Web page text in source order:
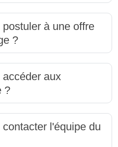
à une offre
?
aux
?
l'équipe du